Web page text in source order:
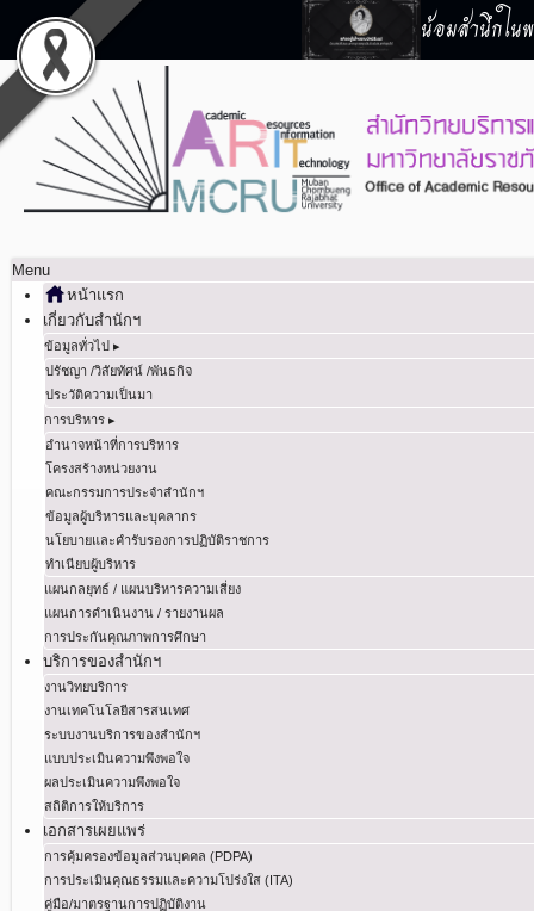
น้อมสำนึกใน
Menu
หน้าแรก
เกี่ยวกับสำนักฯ
ข้อมูลทั่วไป ▸
ปรัชญา /วิสัยทัศน์ /พันธกิจ
ประวัติความเป็นมา
การบริหาร ▸
อำนาจหน้าที่การบริหาร
โครงสร้างหน่วยงาน
คณะกรรมการประจำสำนักฯ
ข้อมูลผู้บริหารและบุคลากร
นโยบายและคำรับรองการปฏิบัติราชการ
ทำเนียบผู้บริหาร
แผนกลยุทธ์ / แผนบริหารความเสี่ยง
แผนการดำเนินงาน / รายงานผล
การประกันคุณภาพการศึกษา
บริการของสำนักฯ
งานวิทยบริการ
งานเทคโนโลยีสารสนเทศ
ระบบงานบริการของสำนักฯ
แบบประเมินความพึงพอใจ
ผลประเมินความพึงพอใจ
สถิติการให้บริการ
เอกสารเผยแพร่
การคุ้มครองข้อมูลส่วนบุคคล (PDPA)
การประเมินคุณธรรมและความโปร่งใส (ITA)
คู่มือ/มาตรฐานการปฏิบัติงาน